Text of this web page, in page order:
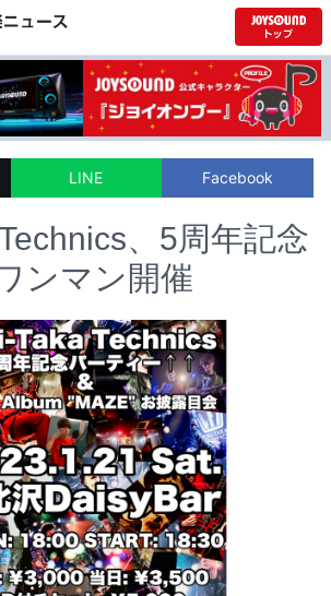
LINE Facebook
、5周年記念
ンマン開催